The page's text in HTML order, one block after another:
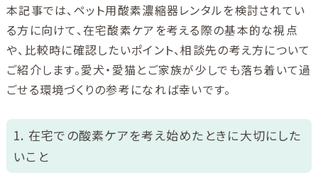
本記事では、ペット用酸素濃縮器レンタルを検討されてい
る方に向けて、在宅酸素ケアを考える際の基本的な視点
や、比較時に確認したいポイント、相談先の考え方について
ご紹介します。愛犬・愛猫とご家族が少しでも落ち着いて過
ごせる環境づくりの参考になれば幸いです。
1. 在宅での酸素ケアを考え始めたときに大切にした
いこと